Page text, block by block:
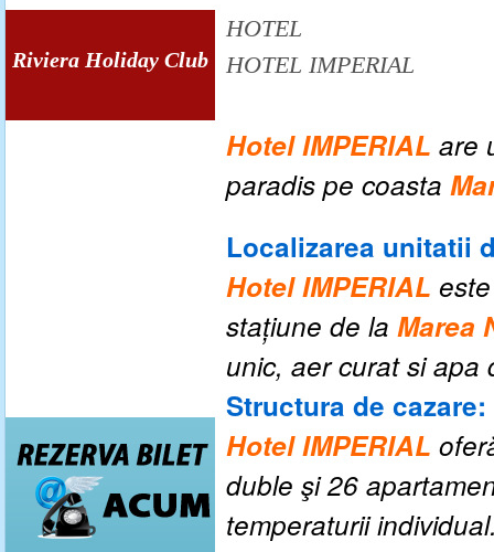
Riviera Holiday Club
HOTEL
HOTEL IMPERIAL
Hotel IMPERIAL are
paradis pe coasta
Localizarea unitatii
Hotel IMPERIAL
staţiune de la Marea
unic, aer curat si apa
Structura de cazare:
Hotel IMPERIAL
duble şi 26
temperaturii